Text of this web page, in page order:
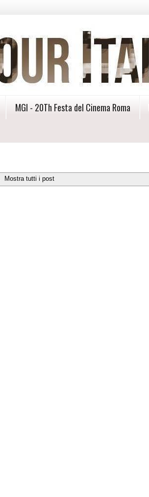
MGI - 20Th Festa del Cinema Roma
Mostra tutti i post